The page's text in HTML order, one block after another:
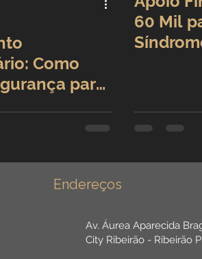
Como
para
60 Mil
Endereços
Av. Áurea Aparecida
City Ribeirão - Ribeirão